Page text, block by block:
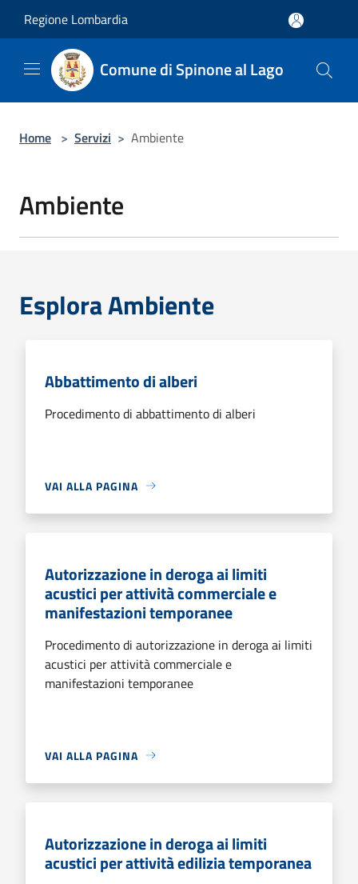
Regione Lombardia
Comune di Spinone al Lago
Home > Servizi > Ambiente
Ambiente
Esplora Ambiente
Abbattimento di alberi
Procedimento di abbattimento di alberi
VAI ALLA PAGINA
Autorizzazione in deroga ai limiti
acustici per attività commerciale e
manifestazioni temporanee
Procedimento di autorizzazione in deroga ai limiti
acustici per attività commerciale e
manifestazioni temporanee
VAI ALLA PAGINA
Autorizzazione in deroga ai limiti
acustici per attività edilizia temporanea